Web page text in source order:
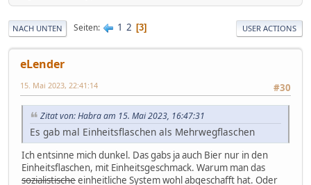
NACH UNTEN Seiten 1 2 3 USER ACTIONS
eLender
#30
15. Mai 2023, 22:41:14
Zitat von: Habra am 15. Mai 2023, 16:47:31
Es gab mal Einheitsflaschen als Mehrwegflaschen
Ich entsinne mich dunkel. Das gabs ja auch Bier nur in den
Einheitsflaschen, mit Einheitsgeschmack. Warum man das
sozialistischeeinheitliche System wohl abgeschafft hat. Oder